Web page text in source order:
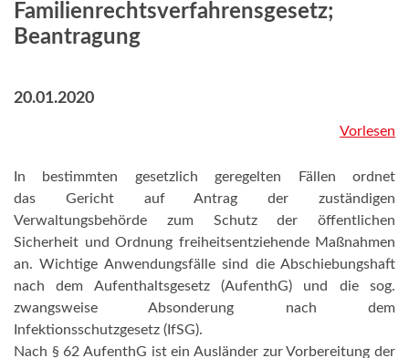
Familienrechtsverfahrensgesetz;
Beantragung
20.01.2020
Vorlesen
In bestimmten gesetzlich geregelten Fällen ordnet
das Gericht auf Antrag der zuständigen
Verwaltungsbehörde zum Schutz der öffentlichen
Sicherheit und Ordnung freiheitsentziehende Maßnahmen
an. Wichtige Anwendungsfälle sind die Abschiebungshaft
nach dem Aufenthaltsgesetz (AufenthG) und die sog.
zwangsweise Absonderung nach dem
Infektionsschutzgesetz (IfSG).
Nach § 62 AufenthG ist ein Ausländer zur Vorbereitung der